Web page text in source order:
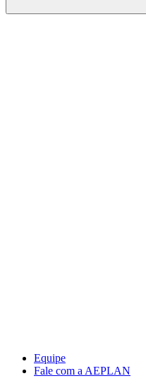
Buscar
Equipe
Fale com a AEPLAN